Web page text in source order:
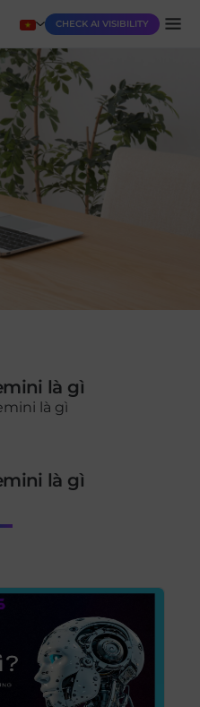
CHECK AI VISIBILITY
là gì
là gì
là gì